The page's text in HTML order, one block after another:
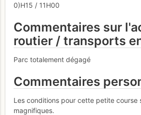
0)H15 / 11H00
Commentaires sur
routier / transports
Parc totalement dégagé
Commentaires
Les conditions pour cette petite course
magnifiques.